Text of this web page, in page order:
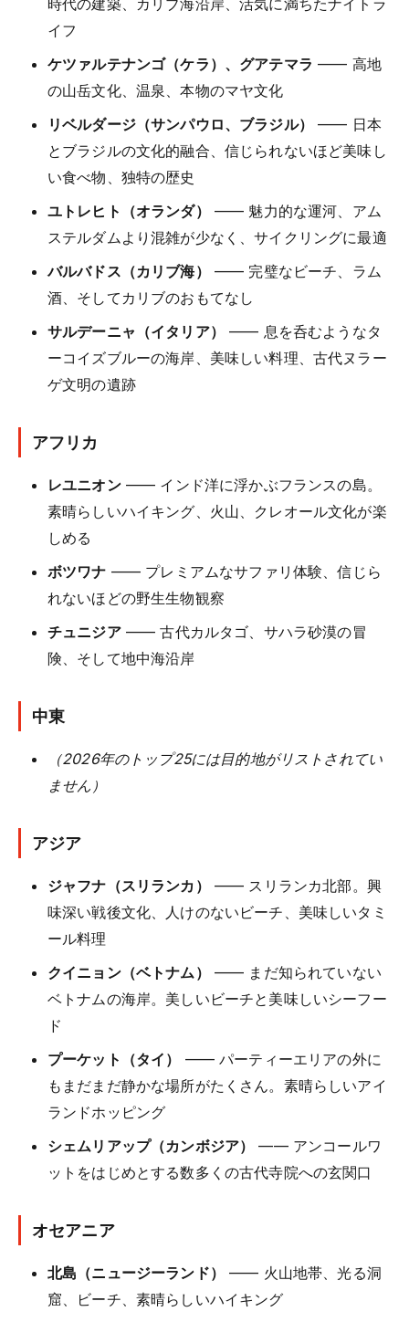
イフ
ケツァルテナンゴ（ケラ）、グアテマラ —— 高地
の山岳文化、温泉、本物のマヤ文化
リベルダージ（サンパウロ、ブラジル）
—— 日本
とブラジルの文化的融合、信じられないほど美味し
い食べ物、独特の歴史
ユトレヒト（オランダ）
—— 魅力的な運河、アム
ステルダムより混雑が少なく、サイクリングに最適
バルバドス（カリブ海）
—— 完璧なビーチ、ラム
酒、そしてカリブのおもてなし
サルデーニャ（イタリア）
—— 息を呑むようなタ
ーコイズブルーの海岸、美味しい料理、古代ヌラー
ゲ文明の遺跡
アフリカ
レユニオン—— インド洋に浮かぶフランスの島。
素晴らしいハイキング、火山、クレオール文化が楽
しめる
ボツワナ —— プレミアムなサファリ体験、信じら
れないほどの野生生物観察
チュニジア—— 古代カルタゴ、サハラ砂漠の冒
険、そして地中海沿岸
中東
（2026年のトップ25には目的地がリストされてい
ません）
アジア
ジャフナ（スリランカ）
—— スリランカ北部。興
味深い戦後文化、人けのないビーチ、美味しいタミ
ール料理
クイニョン（ベトナム）
—— まだ知られていない
ベトナムの海岸。美しいビーチと美味しいシーフー
ド
プーケット（タイ）
—— パーティーエリアの外に
もまだまだ静かな場所がたくさん。素晴らしいアイ
ランドホッピング
シェムリアップ（カンボジア）
—— アンコールワ
ットをはじめとする数多くの古代寺院への玄関口
オセアニア
北島（ニュージーランド）
—— 火山地帯、光る洞
窟、ビーチ、素晴らしいハイキング